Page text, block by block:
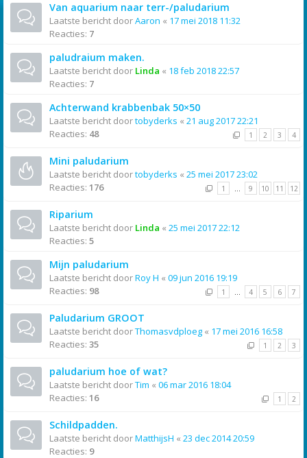
Van aquarium naar terr-/paludarium
Laatste bericht doorAaron « 17 mei 2018 11:32
Reacties: 7
paludraium maken.
Laatste bericht door Linda « 18 feb 2018 22:57
Reacties: 7
Achterwand krabbenbak 50×50
Laatste bericht doortobyderks « 21 aug 2017 22:21
Reacties: 48 1 2 3 4
Mini paludarium
Laatste bericht doortobyderks « 25 mei 2017 23:02
Reacties: 176 1 … 9 10 11 12
Riparium
Laatste bericht door Linda « 25 mei 2017 22:12
Reacties: 5
Mijn paludarium
Laatste bericht doorRoy H « 09 jun 2016 19:19
Reacties: 98 1 … 4 5 6 7
Paludarium GROOT
Laatste bericht doorThomasvdploeg « 17 mei 2016 16:58
Reacties: 35 1 2 3
paludarium hoe of wat?
Laatste bericht doorTim « 06 mar 2016 18:04
Reacties: 16 1 2
Schildpadden.
Laatste bericht doorMatthijsH « 23 dec 2014 20:59
Reacties: 9